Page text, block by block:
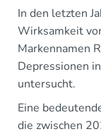
In den letzten
Wirksamkeit
Markennamen
Depressionen
untersucht.
Eine
die zwischen